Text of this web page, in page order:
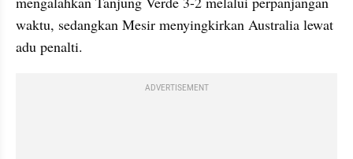
waktu, sedangkan Mesir menyingkirkan Australia lewat
adu penalti.
ADVERTISEMENT